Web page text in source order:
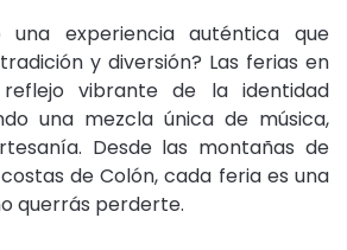
una experiencia auténtica que
y diversión? Las ferias en
vibrante de la identidad
una mezcla única de música,
Desde las montañas de
de Colón, cada feria es una
querrás perderte.